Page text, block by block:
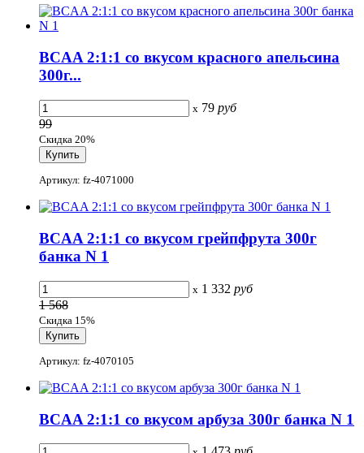
BCAA 2:1:1 со вкусом красного апельсина
300г...
x 79 руб
99
Скидка 20%
Артикул: fz-4071000
BCAA 2:1:1 со вкусом грейпфрута 300г
банка N 1
x 1 332 руб
1 568
Скидка 15%
Артикул: fz-4070105
BCAA 2:1:1 со вкусом арбуза 300г банка N 1